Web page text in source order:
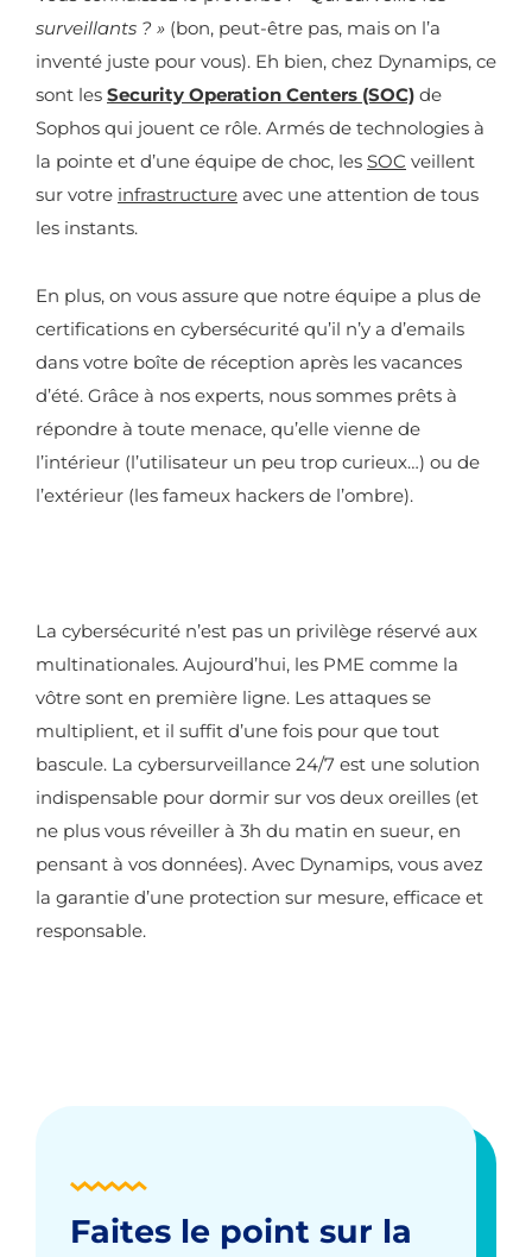
surveillants ? » (bon, peut-être pas, mais on l’a
inventé juste pour vous). Eh bien, chez Dynamips, ce
sont les Security Operation Centers (SOC) de
Sophos qui jouent ce rôle. Armés de technologies à
la pointe et d’une équipe de choc, les SOC veillent
sur votre infrastructure avec une attention de tous
les instants.
En plus, on vous assure que notre équipe a plus de
certifications en cybersécurité qu’il n’y a d’emails
dans votre boîte de réception après les vacances
d’été. Grâce à nos experts, nous sommes prêts à
répondre à toute menace, qu’elle vienne de
l’intérieur (l’utilisateur un peu trop curieux…) ou de
l’extérieur (les fameux hackers de l’ombre).
La cybersécurité n’est pas un privilège réservé aux
multinationales. Aujourd’hui, les PME comme la
vôtre sont en première ligne. Les attaques se
multiplient, et il suffit d’une fois pour que tout
bascule. La cybersurveillance 24/7 est une solution
indispensable pour dormir sur vos deux oreilles (et
ne plus vous réveiller à 3h du matin en sueur, en
pensant à vos données). Avec Dynamips, vous avez
la garantie d’une protection sur mesure, efficace et
responsable.
Faites le point sur la